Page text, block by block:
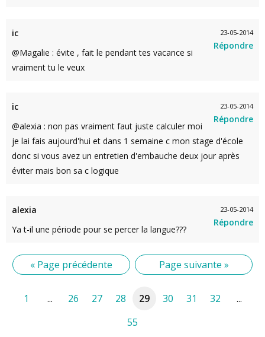
23-05-2014
Répondre
ic
@Magalie : évite , fait le pendant tes vacance si
vraiment tu le veux
23-05-2014
Répondre
ic
@alexia : non pas vraiment faut juste calculer moi
je lai fais aujourd'hui et dans 1 semaine c mon stage d'école
donc si vous avez un entretien d'embauche deux jour après
éviter mais bon sa c logique
23-05-2014
Répondre
alexia
Ya t-il une période pour se percer la langue???
« Page précédente Page suivante »
1 ... 26 27 28 29 30 31 32
...
55